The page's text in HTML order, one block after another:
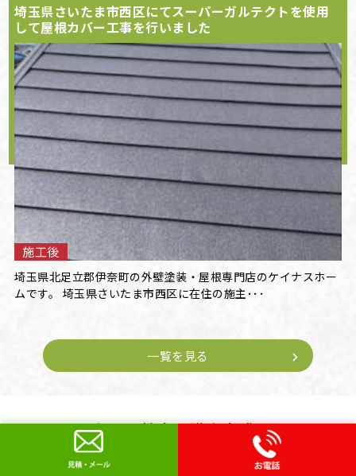
埼玉県さいたま市西区にてスーパーガルテクトを使用
して屋根カバー工事を行いました
施工後
埼玉県北足立郡伊奈町の外壁塗装・屋根専門店のケイナスホー
ムです。 埼玉県さいたま市西区に在住の施主･･･
一覧を見る
スタッフ教育、職人育成にも